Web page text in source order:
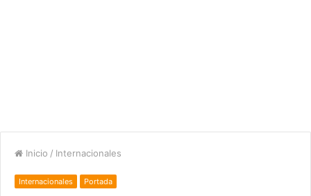
Inicio / Internacionales
Internacionales Portada